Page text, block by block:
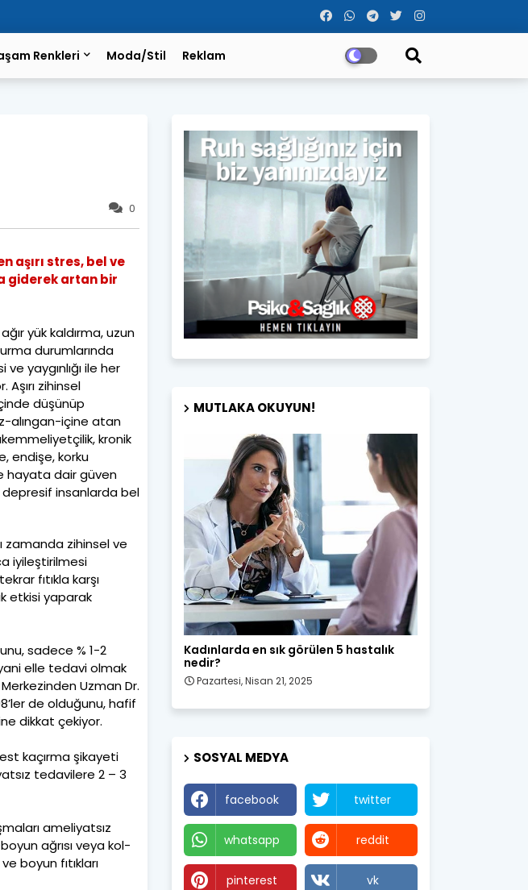
Renkleri Moda/Stil Reklam
0
aşırı stres, bel ve
giderek artan bir
yük kaldırma, uzun
durumlarında
yaygınlığı ile her
Aşırı zihinsel
düşünüp
alıngan-içine atan
kronik
endişe, korku
hayata dair güven
insanlarda bel
zamanda zihinsel ve
iyileştirilmesi
fıtıkla karşı
etkisi yaparak
sadece % 1-2
elle tedavi olmak
Uzman Dr.
de olduğunu, hafif
dikkat çekiyor.
kaçırma şikayeti
tedavilere 2 – 3
ameliyatsız
ağrısı veya kol-
boyun fıtıkları
MUTLAKA OKUYUN!
Kadın Sağlığı
Kadınlarda en sık görülen 5 hastalık
nedir?
Pazartesi, Nisan 21, 2025
SOSYAL MEDYA
facebook twitter
whatsapp reddit
pinterest vk